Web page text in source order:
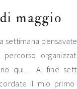
maggio
qui… Al fine
il mio primo